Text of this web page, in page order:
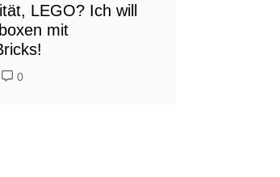
LEGO? Ich will
mit
0